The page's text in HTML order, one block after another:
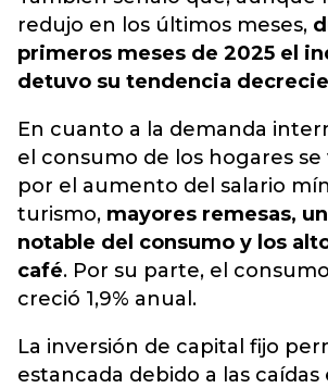
redujo en los últimos meses,
primeros meses de 2025 el
detuvo su tendencia
En cuanto a la demanda
el consumo de los hogares se
por el aumento del salario
turismo, mayores remesas,
notable del consumo y los
café. Por su parte, el
creció 1,9% anual.
La inversión de capital fijo
estancada debido a las